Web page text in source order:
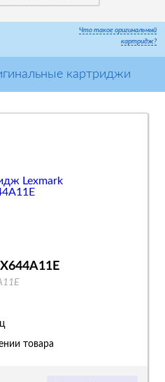
Что такое оригинальный
картридж?
картриджи
товара